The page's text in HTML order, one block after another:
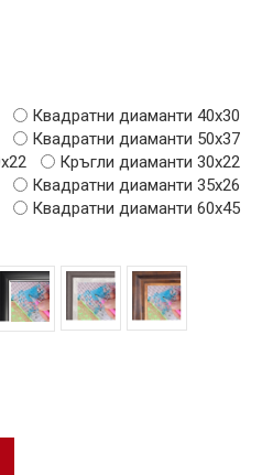
Квадратни диаманти 40х30
Квадратни диаманти 50х37
Кръгли диаманти 30х22
Квадратни диаманти 35х26
Квадратни диаманти 60х45